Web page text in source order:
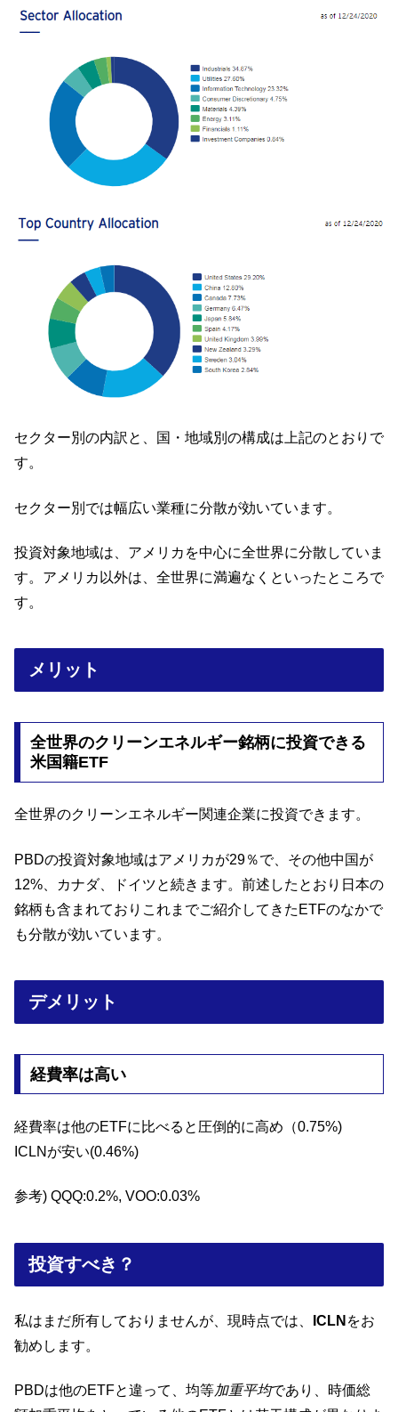
セクター別の内訳と、国・地域別の構成は上記のとおりで
す。
セクター別では幅広い業種に分散が効いています。
投資対象地域は、アメリカを中心に全世界に分散していま
す。アメリカ以外は、全世界に満遍なくといったところで
す。
メリット
全世界のクリーンエネルギー銘柄に投資できる
米国籍ETF
全世界のクリーンエネルギー関連企業に投資できます。
PBDの投資対象地域はアメリカが29％で、その他中国が
12%、カナダ、ドイツと続きます。前述したとおり日本の
銘柄も含まれておりこれまでご紹介してきたETFのなかで
も分散が効いています。
デメリット
経費率は高い
経費率は他のETFに比べると圧倒的に高め（0.75%)
ICLNが安い(0.46%)
参考) QQQ:0.2%, VOO:0.03%
投資すべき？
私はまだ所有しておりませんが、現時点では、 ICLN をお
勧めします。
PBDは他のETFと違って、均等加重平均であり、時価総